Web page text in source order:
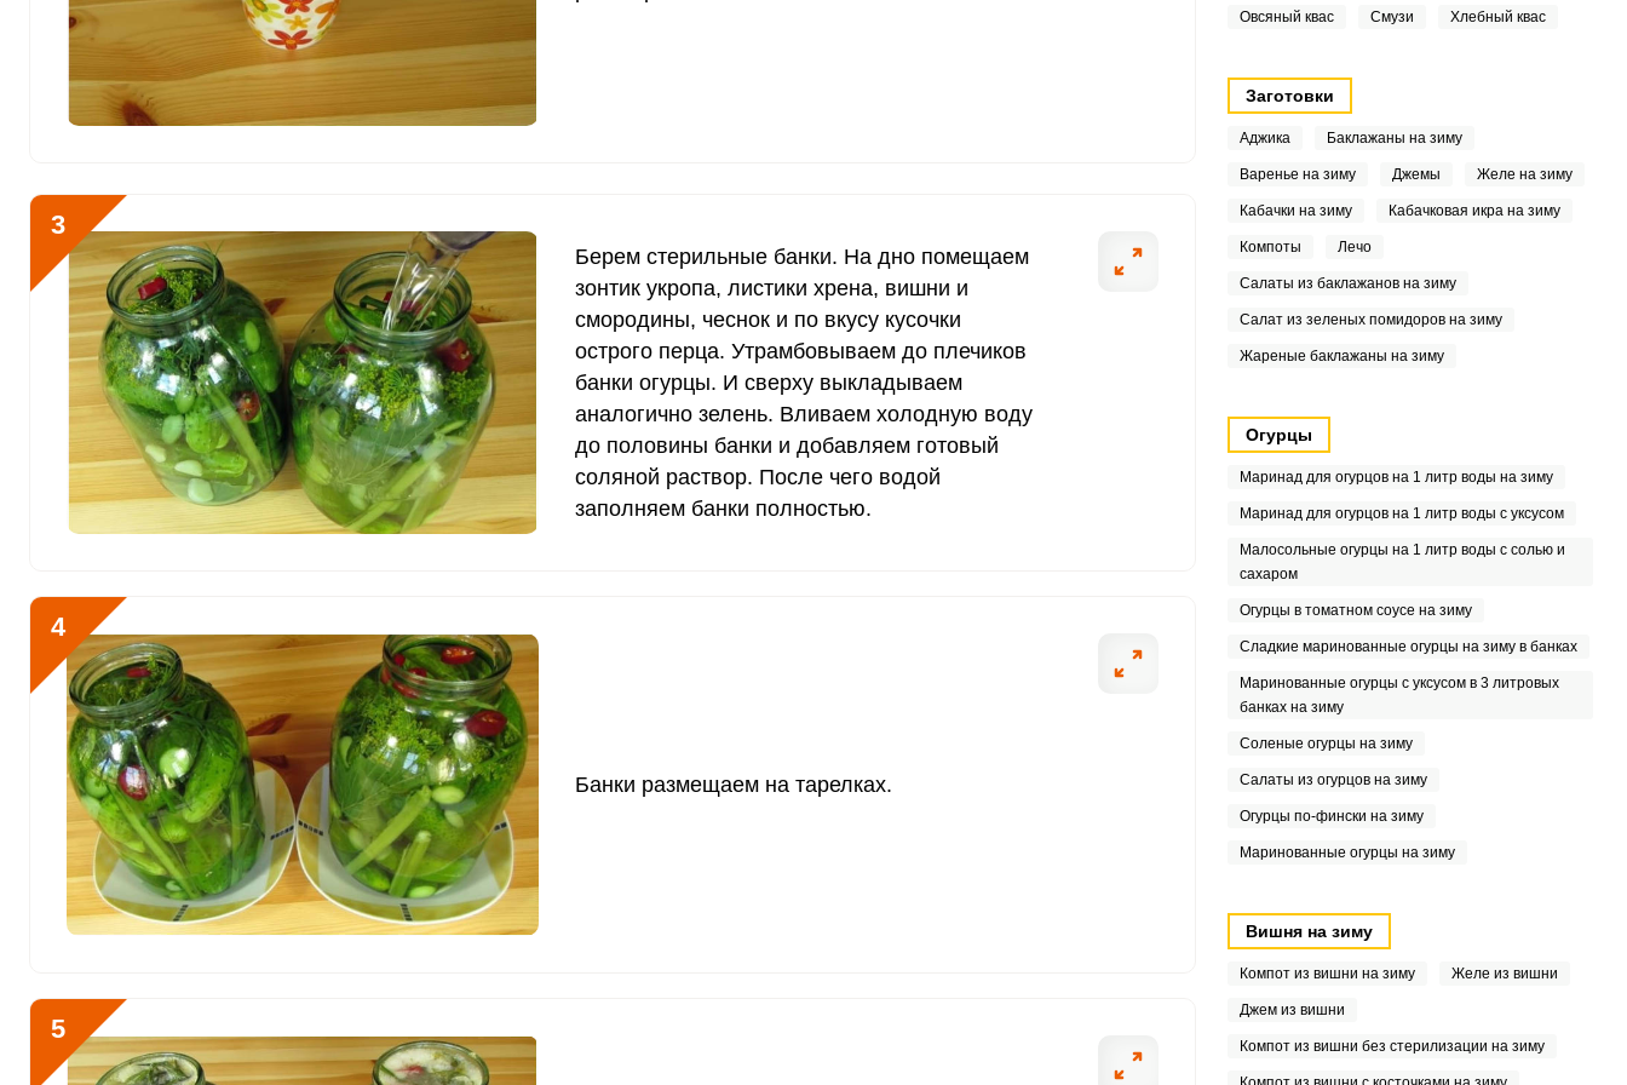
604.1 мг
Фосфор
Алюминий
Железо 22.1 мг 18 мг 5.8
Йод 40.4 мкг 150 мкг
Кобальт 63.9 мкг 10 мкг 30.3
Литий 0 70 мкг 0
Марганец 4 мкг
Медь 2557.9 мкг 1000 мкг 12.1
Рубидий
Селен 3.7 мкг
Фтор 341.8 мкг
Хром 60 мкг
Цинк 4.1 мг
Бор 550 мкг
Ванадий 0
3
Берем стерильные банки. На дно помещаем
зонтик укропа, листики хрена, вишни и
смородины, чеснок и по вкусу кусочки
острого перца. Утрамбовываем до плечиков
банки огурцы. И сверху выкладываем
аналогично зелень. Вливаем холодную воду
до половины банки и добавляем готовый
соляной раствор. После чего водой
заполняем банки полностью.
4
Банки размещаем на тарелках.
5
Овсяный квас Смузи Хлебный квас
Заготовки
Аджика Баклажаны на зиму
Варенье на зиму Джемы Желе на зиму
Кабачки на зиму Кабачковая икра на зиму
Компоты Лечо
Салаты из баклажанов на зиму
Салат из зеленых помидоров на зиму
Жареные баклажаны на зиму
Огурцы
Маринад для огурцов на 1 литр воды на зиму
Маринад для огурцов на 1 литр воды с уксусом
Малосольные огурцы на 1 литр воды с солью и
сахаром
Огурцы в томатном соусе на зиму
Сладкие маринованные огурцы на зиму в банках
Маринованные огурцы с уксусом в 3 литровых
банках на зиму
Соленые огурцы на зиму
Салаты из огурцов на зиму
Огурцы по-фински на зиму
Маринованные огурцы на зиму
Вишня на зиму
Компот из вишни на зиму Желе из вишни
Джем из вишни
Компот из вишни без стерилизации на зиму